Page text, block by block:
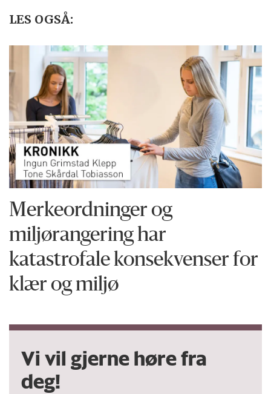
LES OGSÅ:
Merkeordninger og
miljørangering har
katastrofale konsekvenser for
klær og miljø
Vi vil gjerne høre fra
deg!